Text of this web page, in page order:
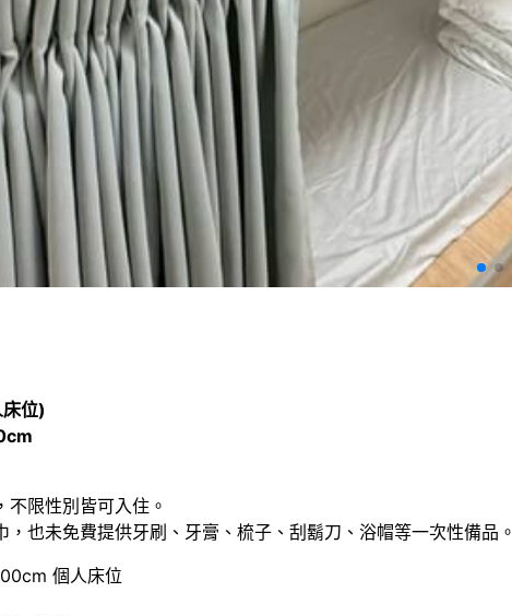
位)
限性別皆可入住。
，也未免費提供牙刷、牙膏、梳子、刮鬍刀、浴帽等一次性備品。
個人床位